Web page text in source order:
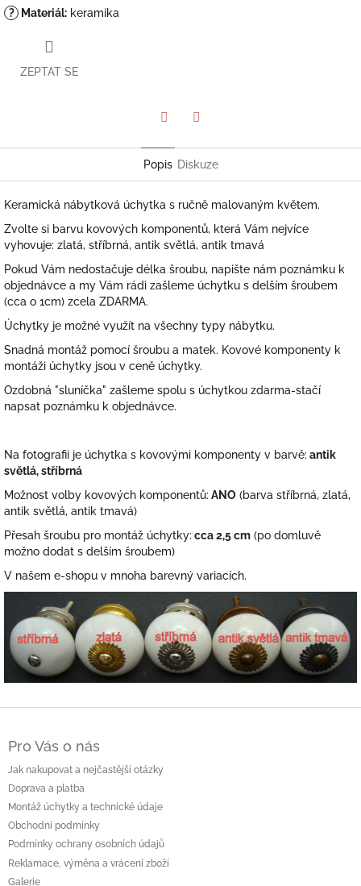
?
Materiál: keramika
ZEPTAT SE
Popis Diskuze
Keramická nábytková úchytka s ručně malovaným květem.
Zvolte si barvu kovových komponentů, která Vám nejvíce
vyhovuje: zlatá, stříbrná, antik světlá, antik tmavá
Pokud Vám nedostačuje délka šroubu, napište nám poznámku k
objednávce a my Vám rádi zašleme úchytku s delším šroubem
(cca o 1cm) zcela ZDARMA.
Úchytky je možné využít na všechny typy nábytku.
Snadná montáž pomocí šroubu a matek. Kovové komponenty k
montáži úchytky jsou v ceně úchytky.
Ozdobná "sluníčka" zašleme spolu s úchytkou zdarma-stačí
napsat poznámku k objednávce.
Na fotografii je úchytka s kovovými komponenty v barvě: antik
světlá, stříbrná
Možnost volby kovových komponentů: ANO (barva stříbrná, zlatá,
antik světlá, antik tmavá)
Přesah šroubu pro montáž úchytky: cca 2,5 cm (po domluvě
možno dodat s delším šroubem)
V našem e-shopu v mnoha barevný variacích.
Pro Vás o nás
Jak nakupovat a nejčastější otázky
Doprava a platba
Montáž úchytky a technické údaje
Obchodní podmínky
Podmínky ochrany osobních údajů
Reklamace, výměna a vrácení zboží
Galerie